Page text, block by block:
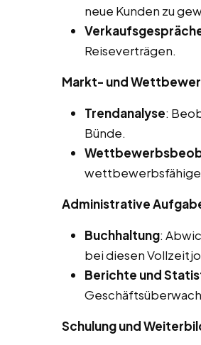
neue Kunden zu
Reiseverträgen.
Markt- und
Trendanalyse:
Bünde.
wettbewerbsfähige
Administrative
Buchhaltung:
bei diesen
Berichte und
Schulung und